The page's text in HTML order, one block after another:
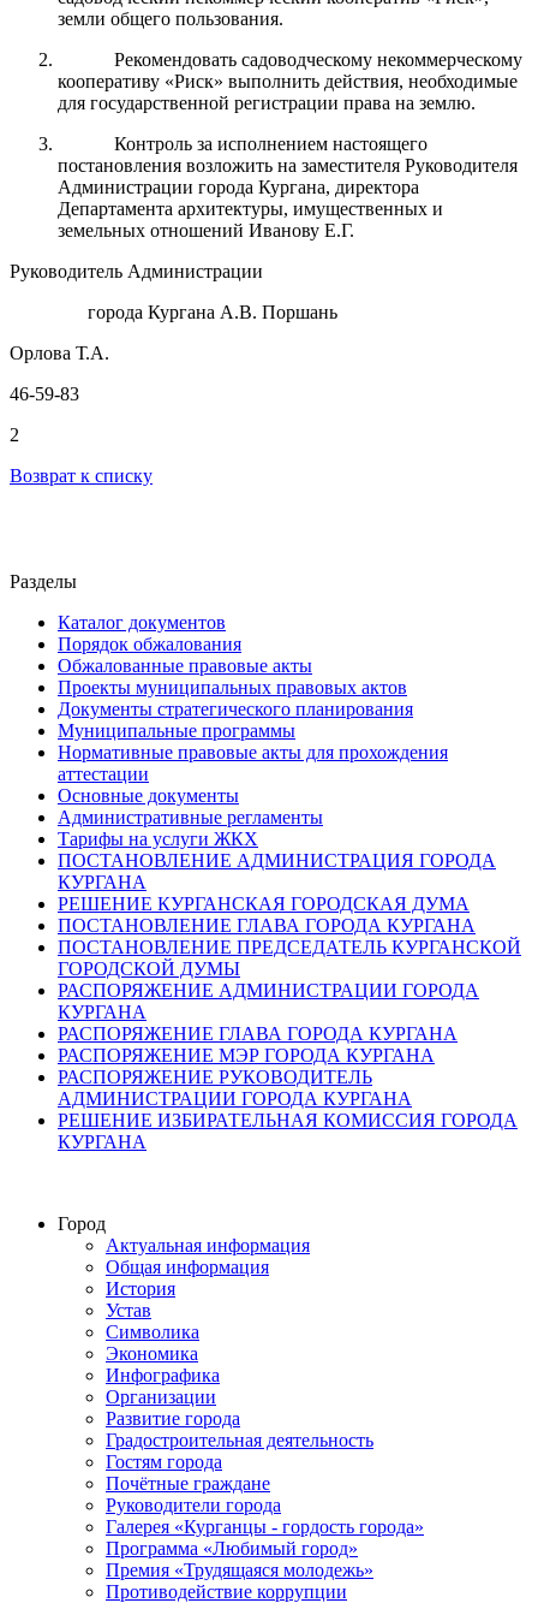
земли общего пользования.
Рекомендовать садоводческому некоммерческому
кооперативу «Риск» выполнить действия, необходимые
для государственной регистрации права на землю.
Контроль за исполнением настоящего
постановления возложить на заместителя Руководителя
Администрации города Кургана, директора
Департамента архитектуры, имущественных и
земельных отношений Иванову Е.Г.
Руководитель Администрации
города Кургана А.В. Поршань
Орлова Т.А.
46-59-83
2
Возврат к списку
Разделы
Каталог документов
Порядок обжалования
Обжалованные правовые акты
Проекты муниципальных правовых актов
Документы стратегического планирования
Муниципальные программы
Нормативные правовые акты для прохождения
аттестации
Основные документы
Административные регламенты
Тарифы на услуги ЖКХ
ПОСТАНОВЛЕНИЕ АДМИНИСТРАЦИЯ ГОРОДА
КУРГАНА
РЕШЕНИЕ КУРГАНСКАЯ ГОРОДСКАЯ ДУМА
ПОСТАНОВЛЕНИЕ ГЛАВА ГОРОДА КУРГАНА
ПОСТАНОВЛЕНИЕ ПРЕДСЕДАТЕЛЬ КУРГАНСКОЙ
ГОРОДСКОЙ ДУМЫ
РАСПОРЯЖЕНИЕ АДМИНИСТРАЦИИ ГОРОДА
КУРГАНА
РАСПОРЯЖЕНИЕ ГЛАВА ГОРОДА КУРГАНА
РАСПОРЯЖЕНИЕ МЭР ГОРОДА КУРГАНА
РАСПОРЯЖЕНИЕ РУКОВОДИТЕЛЬ
АДМИНИСТРАЦИИ ГОРОДА КУРГАНА
РЕШЕНИЕ ИЗБИРАТЕЛЬНАЯ КОМИССИЯ ГОРОДА
КУРГАНА
Город
Актуальная информация
Общая информация
История
Устав
Символика
Экономика
Инфографика
Организации
Развитие города
Градостроительная деятельность
Гостям города
Почётные граждане
Руководители города
Галерея «Курганцы - гордость города»
Программа «Любимый город»
Премия «Трудящаяся молодежь»
Противодействие коррупции